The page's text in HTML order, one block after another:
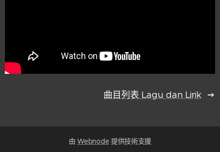
曲目列表 Lagu dan Lirik
由Webnode 提供技術支援